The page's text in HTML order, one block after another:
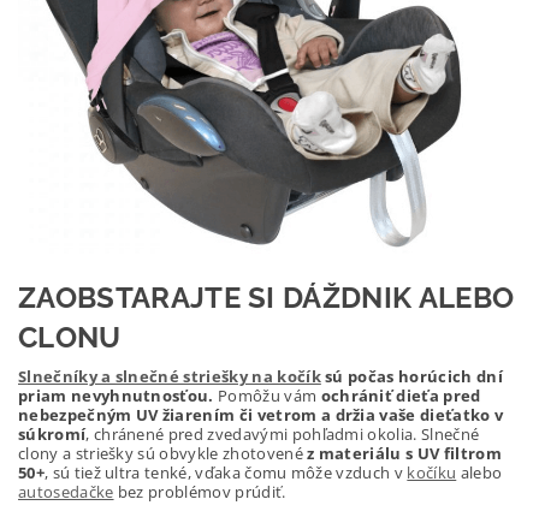
ZAOBSTARAJTE SI DÁŽDNIK ALEBO
CLONU
Slnečníky a slnečné striešky na kočíksú počas horúcich dní
priam nevyhnutnosťou. Pomôžu vám ochrániť dieťa pred
nebezpečným UV žiarením či vetrom a držia vaše dieťatko v
súkromí, chránené pred zvedavými pohľadmi okolia. Slnečné
clony a striešky sú obvykle zhotovenéz materiálu s UV filtrom
50+, sú tiež ultra tenké, vďaka čomu môže vzduch v kočíku alebo
autosedačke bez problémov prúdiť.